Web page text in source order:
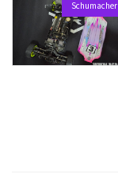
Schumacher